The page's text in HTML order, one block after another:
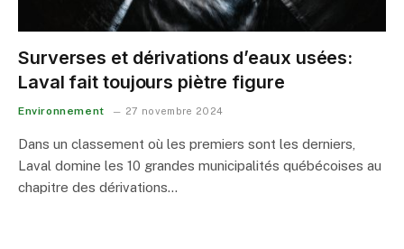
Surverses et dérivations d’eaux usées:
Laval fait toujours piètre figure
Environnement 27 novembre 2024
Dans un classement où les premiers sont les derniers,
Laval domine les 10 grandes municipalités québécoises au
chapitre des dérivations…